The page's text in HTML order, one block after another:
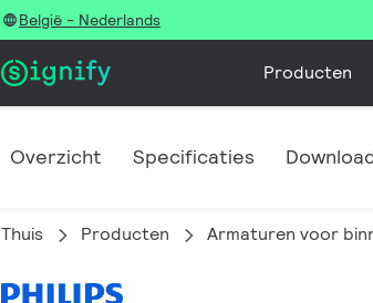
België - Nederlands
Producten
Overzicht Specificaties
Thuis Producten Armaturen voor